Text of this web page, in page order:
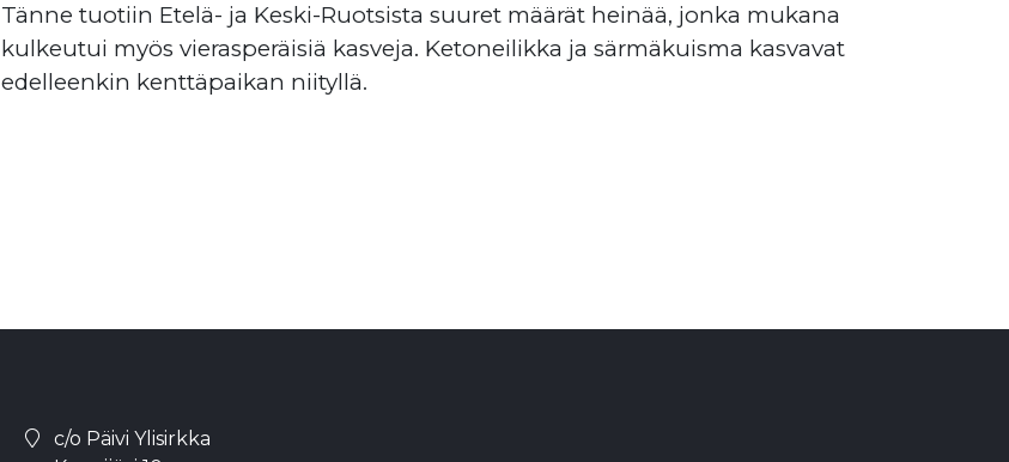
Tänne tuotiin Etelä- ja Keski-Ruotsista suuret määrät heinää, jonka mukana
kulkeutui myös vierasperäisiä kasveja. Ketoneilikka ja särmäkuisma kasvavat
edelleenkin kenttäpaikan niityllä.
c/o Päivi Ylisirkka